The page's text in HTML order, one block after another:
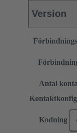
Version
Antal
Kodning